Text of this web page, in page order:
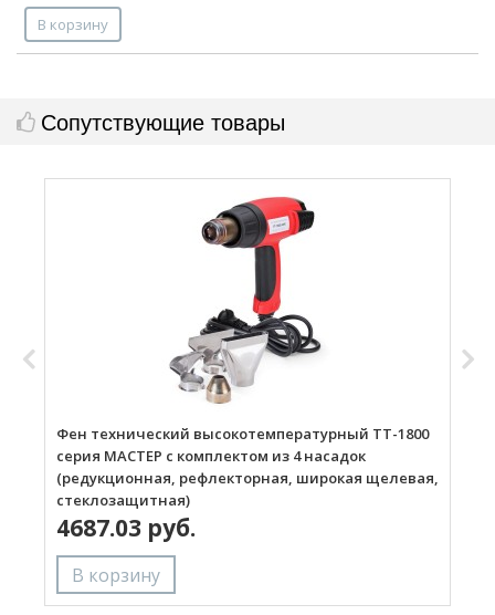
В корзину
Сопутствующие товары
Фен технический высокотемпературный ТТ-1800
серия МАСТЕР с комплектом из 4 насадок
(редукционная, рефлекторная, широкая щелевая,
стеклозащитная)
4687.03 руб.